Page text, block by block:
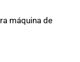
máquina de